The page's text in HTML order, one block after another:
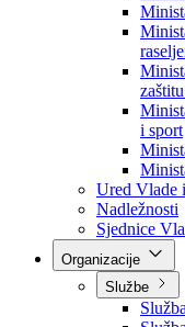
Ministarstva
i sport
Ured Vlade
Nadležnosti
Sjednice